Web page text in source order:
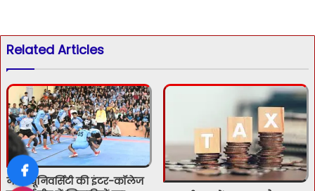
Related Articles
नौणी यूनिवर्सिटी की इंटर-कॉलेज